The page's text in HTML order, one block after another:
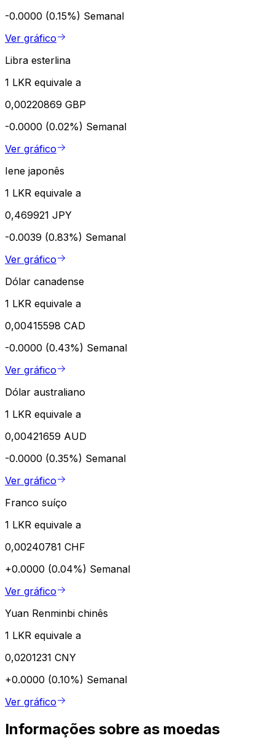
-0.0000 (0.15%) Semanal
Ver gráfico
Libra esterlina
1 LKR equivale a
0,00220869 GBP
-0.0000 (0.02%) Semanal
Ver gráfico
Iene japonês
1 LKR equivale a
0,469921 JPY
-0.0039 (0.83%) Semanal
Ver gráfico
Dólar canadense
1 LKR equivale a
0,00415598 CAD
-0.0000 (0.43%) Semanal
Ver gráfico
Dólar australiano
1 LKR equivale a
0,00421659 AUD
-0.0000 (0.35%) Semanal
Ver gráfico
Franco suíço
1 LKR equivale a
0,00240781 CHF
+0.0000 (0.04%) Semanal
Ver gráfico
Yuan Renminbi chinês
1 LKR equivale a
0,0201231 CNY
+0.0000 (0.10%) Semanal
Ver gráfico
Informações sobre as moedas